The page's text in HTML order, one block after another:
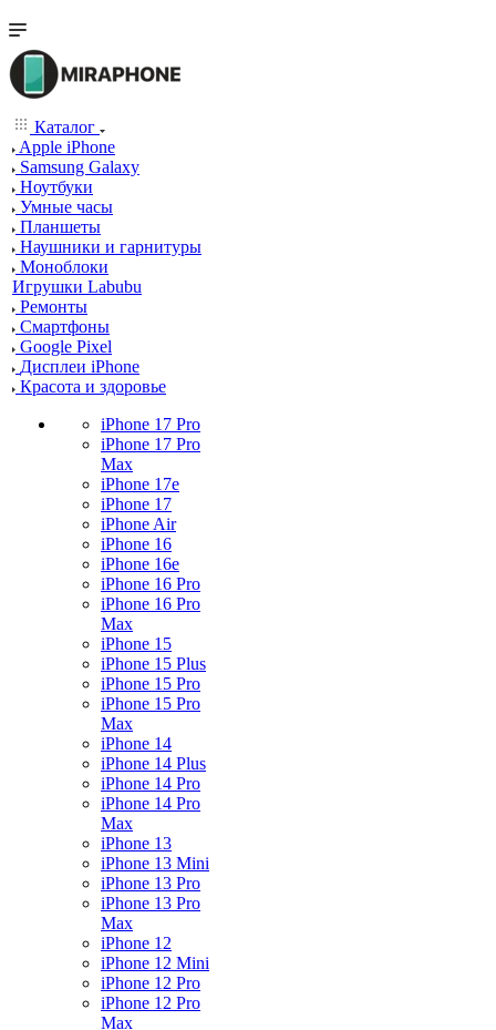
Каталог
Apple iPhone
Samsung Galaxy
Ноутбуки
Умные часы
Планшеты
Наушники и гарнитуры
Моноблоки
Игрушки Labubu
Ремонты
Смартфоны
Google Pixel
Дисплеи iPhone
Красота и здоровье
iPhone 17 Pro
iPhone 17 Pro
Max
iPhone 17e
iPhone 17
iPhone Air
iPhone 16
iPhone 16e
iPhone 16 Pro
iPhone 16 Pro
Max
iPhone 15
iPhone 15 Plus
iPhone 15 Pro
iPhone 15 Pro
Max
iPhone 14
iPhone 14 Plus
iPhone 14 Pro
iPhone 14 Pro
Max
iPhone 13
iPhone 13 Mini
iPhone 13 Pro
iPhone 13 Pro
Max
iPhone 12
iPhone 12 Mini
iPhone 12 Pro
iPhone 12 Pro
Max